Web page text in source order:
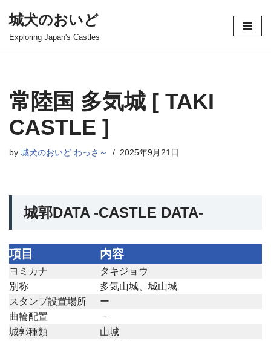
コ
ツ
へ
ス
キ
ッ
城犬のおいど
Exploring Japan's Castles
常陸国 多気城 [ TAKI
CASTLE ]
by 城犬のおいど わっさ～ 2025年9月21日
城郭DATA -CASTLE DATA-
項目 内容
ヨミカナ
タキジョウ
別称
多気山城、城山城
スタンプ設置場所
ー
曲輪配置
－
城郭種類
山城